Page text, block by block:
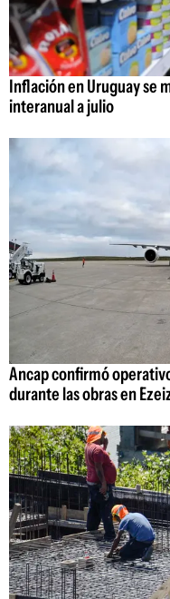
Inflación en Uruguay se
interanual a julio
Ancap confirmó
durante las obras en